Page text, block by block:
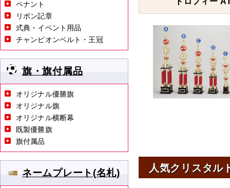
人気クリスタル
ペナント
リボン記章
式典・イベント用品
チャンピオンベルト・王冠
旗・旗付属品
オリジナル優勝旗
オリジナル旗
オリジナル横断幕
既製優勝旗
旗付属品
ネームプレート(名札)